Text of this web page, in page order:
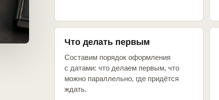
Что делать первым
Составим порядок оформления
с датами: что делаем первым, что
можно параллельно, где придётся
ждать.